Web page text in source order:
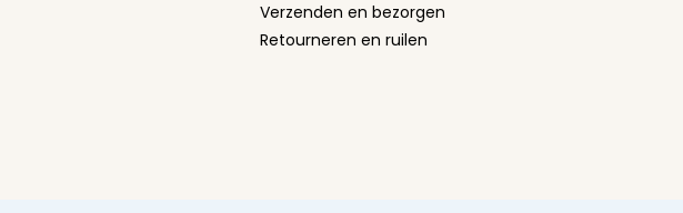
Verzenden en bezorgen
Retourneren en ruilen